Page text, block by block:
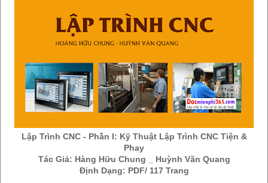
Lập Trình CNC - Phần I: Kỹ Thuật Lập Trình CNC Tiện &
Phay
Tác Giả: Hàng Hữu Chung _ Huỳnh Văn Quang
Định Dạng: PDF/ 117 Trang